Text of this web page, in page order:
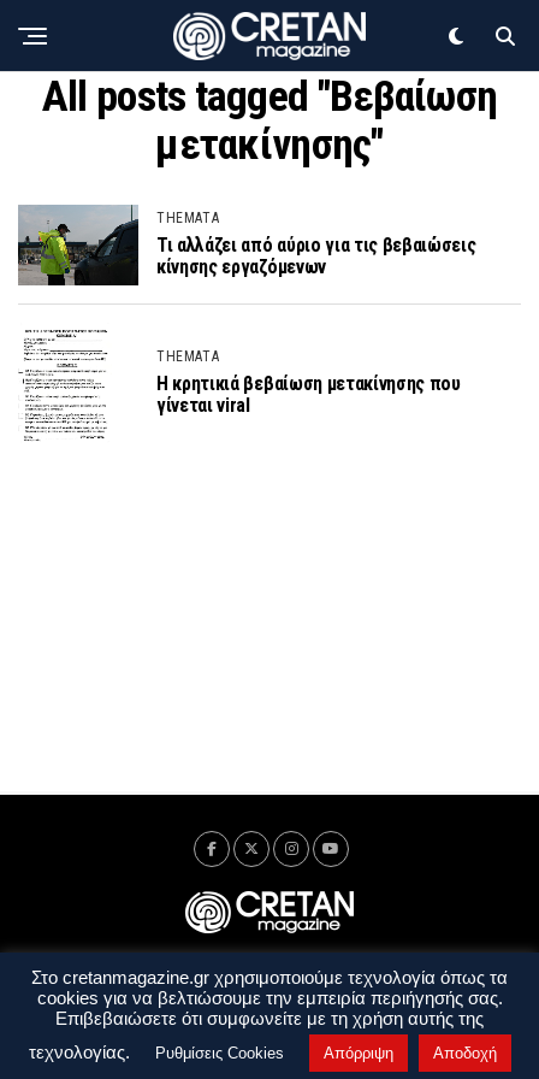
All posts tagged "Βεβαίωση
μετακίνησης"
THEMATA
Τι αλλάζει από αύριο για τις βεβαιώσεις
κίνησης εργαζόμενων
THEMATA
Η κρητικιά βεβαίωση μετακίνησης που
γίνεται viral
Ταυτότητα Πολιτική Απορρήτου
Όροι Χρήσης
Όροι και Προϋποθέσεις
Στο cretanmagazine.gr χρησιμοποιούμε τεχνολογία όπως τα
cookies για να βελτιώσουμε την εμπειρία περιήγησής σας.
Επιβεβαιώσετε ότι συμφωνείτε με τη χρήση αυτής της
τεχνολογίας.
Ρυθμίσεις Cookies Απόρριψη Αποδοχή